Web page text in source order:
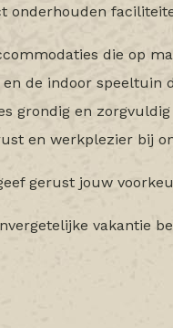
onderhouden
die op
de indoor speeltuin
grondig en
en werkplezier bij
gerust jouw
vakantie